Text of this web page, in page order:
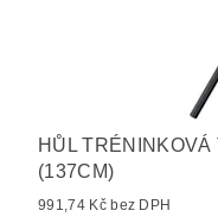
HŮL
(137CM)
991,74 Kč bez DPH